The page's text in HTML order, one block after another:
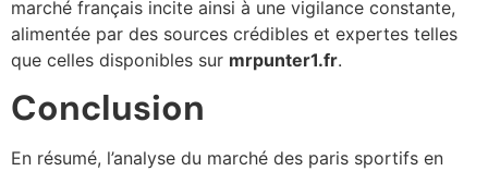
marché français incite ainsi à une vigilance constante,
alimentée par des sources crédibles et expertes telles
que celles disponibles sur mrpunter1.fr.
Conclusion
En résumé, l’analyse du marché des paris sportifs en